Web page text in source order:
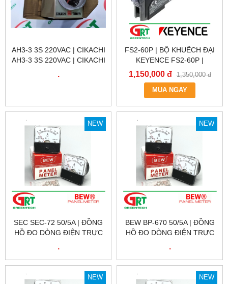
AH3-3 3S 220VAC | CIKACHI
AH3-3 3S 220VAC | CIKACHI
.
FS2-60P | BỘ KHUẾCH ĐẠI
KEYENCE FS2-60P |
AMPLIFIER FS2-60P |
KEYENCE VIỆT NAM
1,150,000 đ 1,350,000 đ
MUA NGAY
NEW
SEC SEC-72 50/5A | ĐỒNG
HỒ ĐO DÒNG ĐIỆN TRỰC
.
NEW
BEW BP-670 50/5A | ĐỒNG
HỒ ĐO DÒNG ĐIỆN TRỰC
.
NEW NEW